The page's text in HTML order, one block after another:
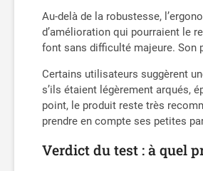
Au-delà de la robustesse,
d’amélioration qui pourraient le
font sans difficulté majeure. Son
Certains utilisateurs suggèrent
s’ils étaient légèrement arqués,
point, le produit reste très
prendre en compte ses petites
Verdict du test : à quel